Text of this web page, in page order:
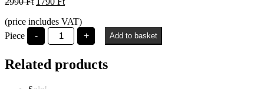
was:
2990 Ft.
is:
1790 Ft.
(price includes VAT)
Piece
-
Dunaújvárosi
Egyetem
1953
University
+ Add to basket
Related products